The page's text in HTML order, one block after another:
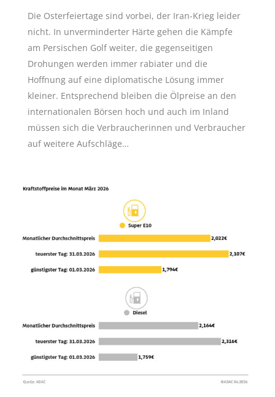
Die Osterfeiertage sind vorbei, der Iran-Krieg leider
nicht. In unverminderter Härte gehen die Kämpfe
am Persischen Golf weiter, die gegenseitigen
Drohungen werden immer rabiater und die
Hoffnung auf eine diplomatische Lösung immer
kleiner. Entsprechend bleiben die Ölpreise an den
internationalen Börsen hoch und auch im Inland
müssen sich die Verbraucherinnen und Verbraucher
auf weitere Aufschläge…